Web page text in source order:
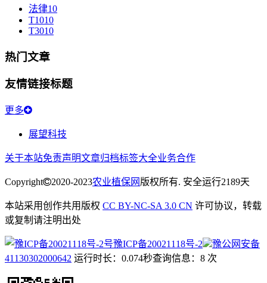
法律10
T1010
T3010
热门文章
友情链接标题
更多
展望科技
关于本站免责声明文章归档标签大全业务合作
Copyright 2020-2023农业植保网 版权所有. 安全运行2189天
本站采用创作共用版权 CC BY-NC-SA 3.0 CN 许可协议，转载
或复制请注明出处
豫ICP备20021118号-2
豫公网安备
41130302000642 运行时长：0.074秒查询信息：8 次